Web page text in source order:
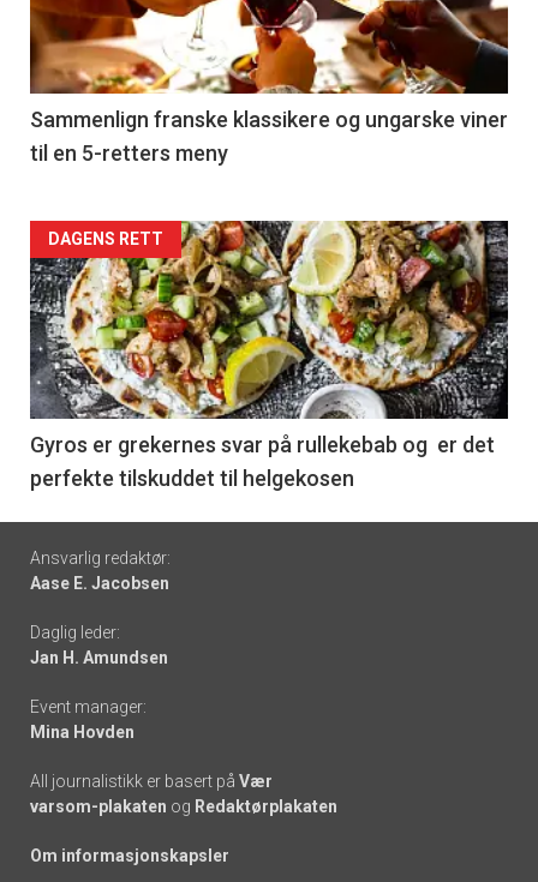
nå
-
5
Sammenlign franske klassikere og ungarske viner
til en 5-retters meny
Forsiden
akkurat
nå
-
6
DAGENS RETT
Gyros er grekernes svar på rullekebab og er det
perfekte tilskuddet til helgekosen
Footer
-
links
Ansvarlig redaktør:
Aase E. Jacobsen
Daglig leder:
Jan H. Amundsen
Event manager:
Mina Hovden
All journalistikk er basert på Vær
varsom-plakaten og Redaktørplakaten
Om informasjonskapsler